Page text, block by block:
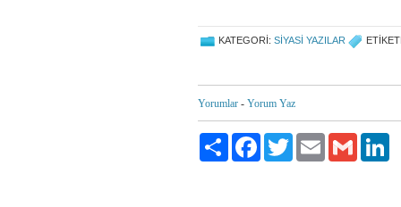
KATEGORI: SIYASI YAZILAR
Yorumlar - Yorum Yaz
Paylaş FacebookTwitter Email Gmail